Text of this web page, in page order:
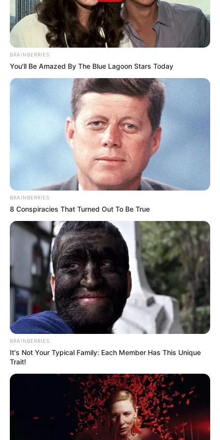
BRAINBERRIES
You'll Be Amazed By The Blue Lagoon Stars Today
BRAINBERRIES
8 Conspiracies That Turned Out To Be True
BRAINBERRIES
It's Not Your Typical Family: Each Member Has This Unique
Trait!